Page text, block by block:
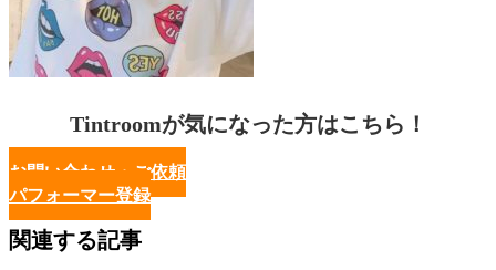
Tintroomが気になった方はこちら！
お問い合わせ・ご依頼
パフォーマー登録
関連する記事